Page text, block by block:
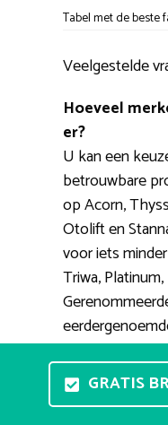
Tabel met de beste
Veelgestelde
Hoeveel
er?
U kan een
betrouwbare
op Acorn,
Otolift en
voor iets
Triwa,
TipTop,
PractiComfort.
GRATIS